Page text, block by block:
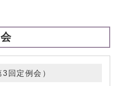
回定例会）